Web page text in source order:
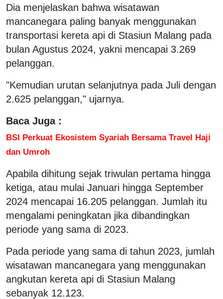
Dia menjelaskan bahwa wisatawan
mancanegara paling banyak menggunakan
transportasi kereta api di Stasiun Malang pada
bulan Agustus 2024, yakni mencapai 3.269
pelanggan.
"Kemudian urutan selanjutnya pada Juli dengan
2.625 pelanggan," ujarnya.
Baca Juga :
BSI Perkuat Ekosistem Syariah Bersama Travel Haji
dan Umroh
Apabila dihitung sejak triwulan pertama hingga
ketiga, atau mulai Januari hingga September
2024 mencapai 16.205 pelanggan. Jumlah itu
mengalami peningkatan jika dibandingkan
periode yang sama di 2023.
Pada periode yang sama di tahun 2023, jumlah
wisatawan mancanegara yang menggunakan
angkutan kereta api di Stasiun Malang
sebanyak 12.123.